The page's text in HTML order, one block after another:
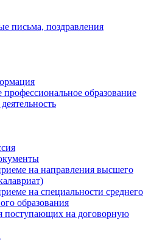
письма, поздравления
образование
на направления высшего
на специальности среднего
образования
поступающих на договорную